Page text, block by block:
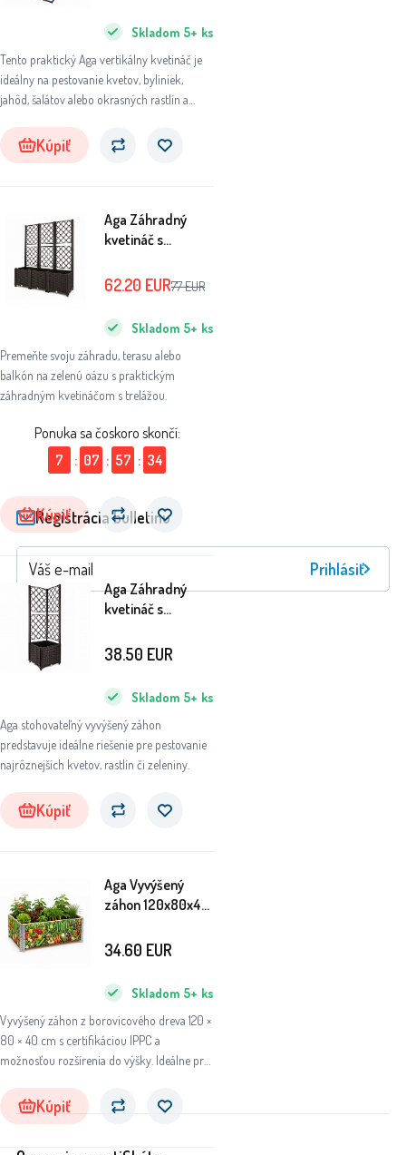
Tento praktický Aga vertikálny kvetináč je
ideálny na pestovanie kvetov, byliniek,
jahôd, šalátov alebo okrasných rastlín a
do zimnej záhrady.
Skladom 5+ ks
Kúpiť
Aga Záhradný
kvetináč s
120x40x135 cm
Premeňte svoju záhradu, terasu alebo
balkón na zelenú oázu s praktickým
záhradným kvetináčom s trelážou.
Skladom 5+ ks
62.20 EUR77EUR
Ponuka sa čoskoro skončí:
7
: 07 : 57 : 34
Kúpiť
Aga Záhradný
kvetináč s
40x40x135 cm
Aga stohovateľný vyvýšený záhon
predstavuje ideálne riešenie pre pestovanie
najrôznejších kvetov, rastlín či zeleniny.
Skladom 5+ ks
38.50 EUR
Kúpiť
Aga Vyvýšený
záhon 120x80x40
Vyvýšený záhon z borovicového dreva 120 ×
80 × 40 cm s certifikáciou IPPC a
možnosťou rozšírenia do výšky. Ideálne pre
Skladom 5+ ks
34.60 EUR
Kúpiť
Registrácia bulletinu
Prihlásiť